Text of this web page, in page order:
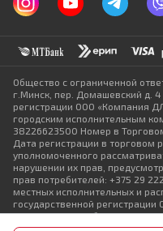
Общество с ограниченной
г.Минск, пер. Домашевский д. 4
регистрации ООО «Компания
городским исполнительным
38226623500 Номер в
Дата регистрации в торговом
уполномоченного
нарушении их прав,
прав потребителей: +375 29
местных исполнительных и
государственной
рассматривать обращения